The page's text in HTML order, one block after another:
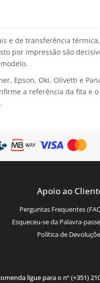
e de transferência
por impressão são
Epson, Oki, Olivetti e
a referência da fita e
Apoio ao
Perguntas Frequentes
Esqueceu-se da Palavra-
Política de
ligue para o nº (+351)